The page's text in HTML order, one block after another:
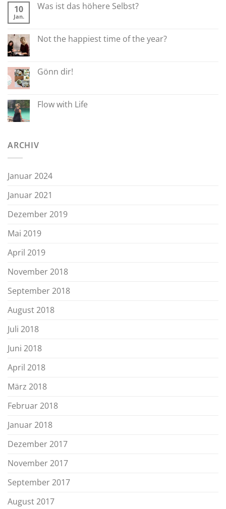
10
Jan.
Was ist das höhere Selbst?
Not the happiest time of the year?
Gönn dir!
Flow with Life
ARCHIV
Januar 2024
Januar 2021
Dezember 2019
Mai 2019
April 2019
November 2018
September 2018
August 2018
Juli 2018
Juni 2018
April 2018
März 2018
Februar 2018
Januar 2018
Dezember 2017
November 2017
September 2017
August 2017